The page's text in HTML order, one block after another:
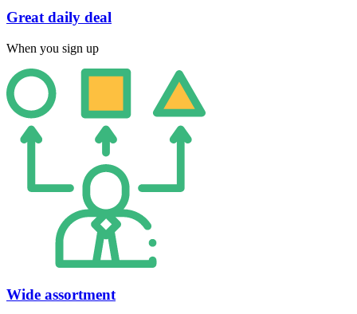
Great daily deal
When you sign up
Wide assortment